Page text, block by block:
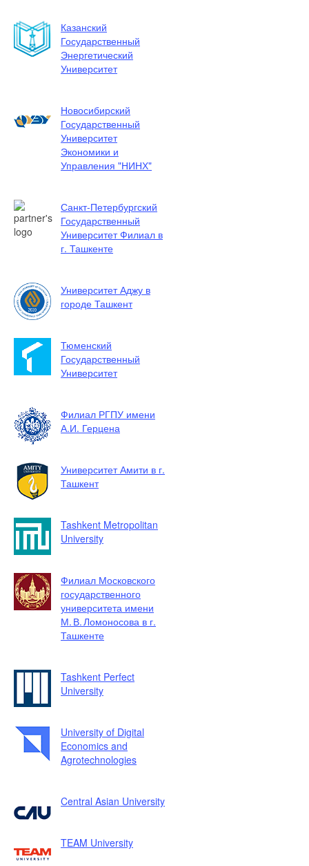
Казанский
Государственный
Энергетический
Университет
Новосибирский
Государственный
Университет
Экономики и
Управления "НИНХ"
Санкт-Петербургский
Государственный
Университет Филиал в
г. Ташкенте
Университет Аджу в
городе Ташкент
Тюменский
Государственный
Университет
Филиал РГПУ имени
А.И. Герцена
Университет Амити в г.
Ташкент
Tashkent Metropolitan
University
Филиал Московского
государственного
университета имени
М. В. Ломоносова в г.
Ташкенте
Tashkent Perfect
University
University of Digital
Economics and
Agrotechnologies
Central Asian University
TEAM University